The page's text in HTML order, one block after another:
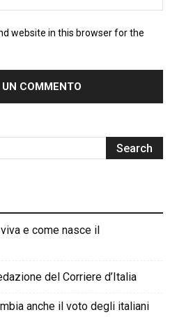
website in this browser for the
e come nasce il
del Corriere d’Italia
anche il voto degli italiani